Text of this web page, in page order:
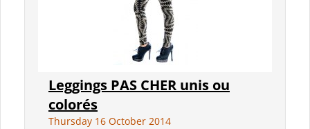
Leggings PAS CHER unis ou
colorés
Thursday 16 October 2014